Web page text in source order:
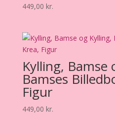
449,00 kr.
Kylling, Bamse
Bamses
Figur
449,00 kr.